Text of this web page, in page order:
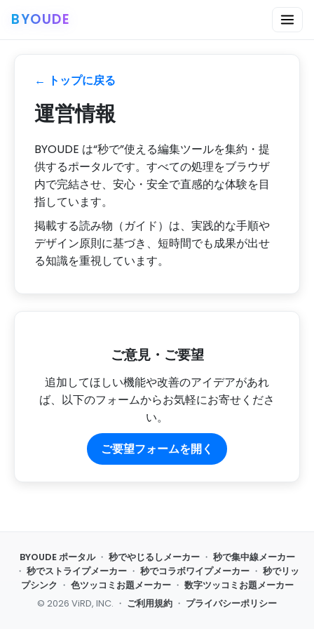
← トップに戻る
運営情報
BYOUDE は“秒で”使える編集ツールを集約・提
供するポータルです。すべての処理をブラウザ
内で完結させ、安心・安全で直感的な体験を目
指しています。
掲載する読み物（ガイド）は、実践的な手順や
デザイン原則に基づき、短時間でも成果が出せ
る知識を重視しています。
ご意見・ご要望
追加してほしい機能や改善のアイデアがあれ
ば、以下のフォームからお気軽にお寄せくださ
い。
ご要望フォームを開く
BYOUDE ポータル・ 秒でやじるしメーカー・ 秒で集中線メーカー
・ 秒でストライプメーカー・ 秒でコラボワイプメーカー・ 秒でリッ
プシンク ・ 色ツッコミお題メーカー・ 数字ツッコミお題メーカー
© 2026 ViRD, INC. ・ ご利用規約 ・ プライバシーポリシー